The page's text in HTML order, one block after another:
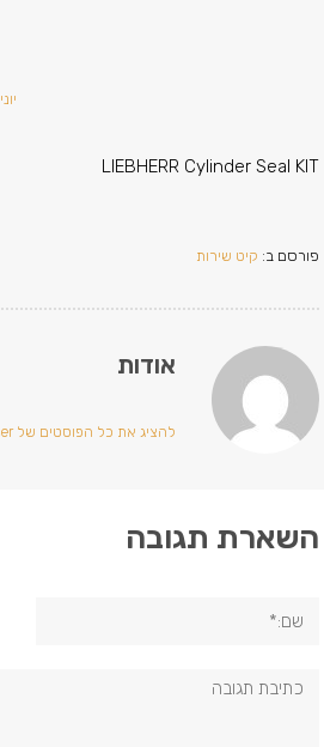
יוני 5, 2018
LIEBHERR Cylinder Seal KIT
פורסם ב: קיט שירות
אודות
להציג את כל הפוסטים של peuser
השארת תגובה